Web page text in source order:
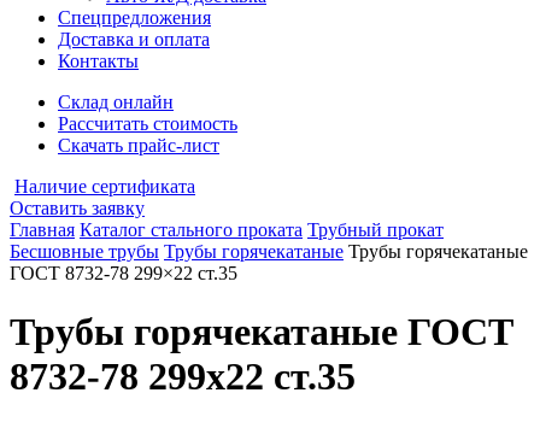
Спецпредложения
Доставка и оплата
Контакты
Склад онлайн
Рассчитать стоимость
Скачать прайс-лист
Наличие сертификата
Оставить заявку
Главная Каталог стального проката Трубный прокат
Бесшовные трубы Трубы горячекатаные Трубы горячекатаные
ГОСТ 8732-78 299×22 ст.35
Трубы горячекатаные ГОСТ
8732-78 299x22 ст.35